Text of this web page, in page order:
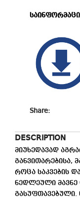
Share:
DESCRIPTION
მიუხედავად
განვითარებისა,
როცა საკვების
ნედლეული მავნე
გასუფთავებული.